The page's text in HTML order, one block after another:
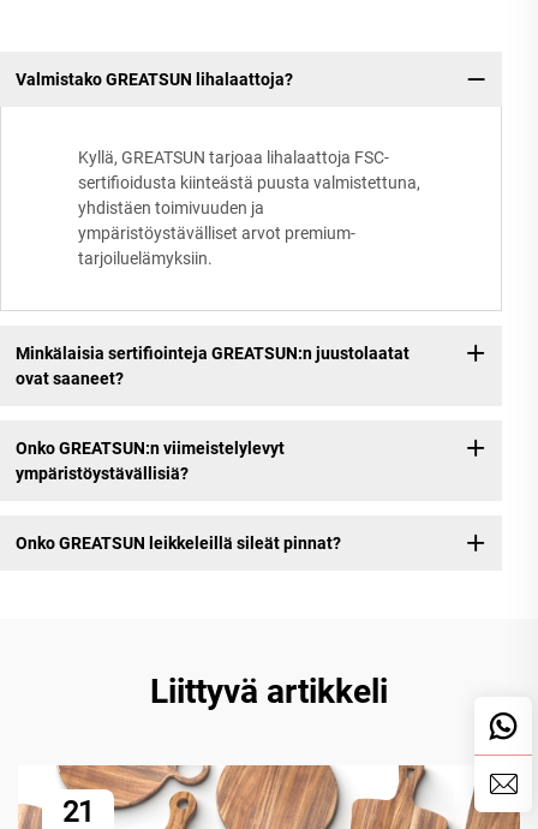
Valmistako GREATSUN lihalaattoja?
Kyllä, GREATSUN tarjoaa lihalaattoja FSC-
sertifioidusta kiinteästä puusta valmistettuna,
yhdistäen toimivuuden ja
ympäristöystävälliset arvot premium-
tarjoiluelämyksiin.
Minkälaisia sertifiointeja GREATSUN:n juustolaatat
ovat saaneet?
Onko GREATSUN:n viimeistelylevyt
ympäristöystävällisiä?
Onko GREATSUN leikkeleillä sileät pinnat?
Liittyvä artikkeli
21